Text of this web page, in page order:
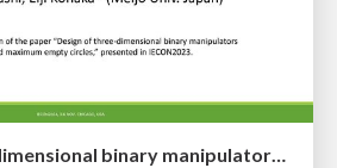
Design of three-dimensional binary manipulators for pick-and-place task avoiding obstacles (IECON2024)